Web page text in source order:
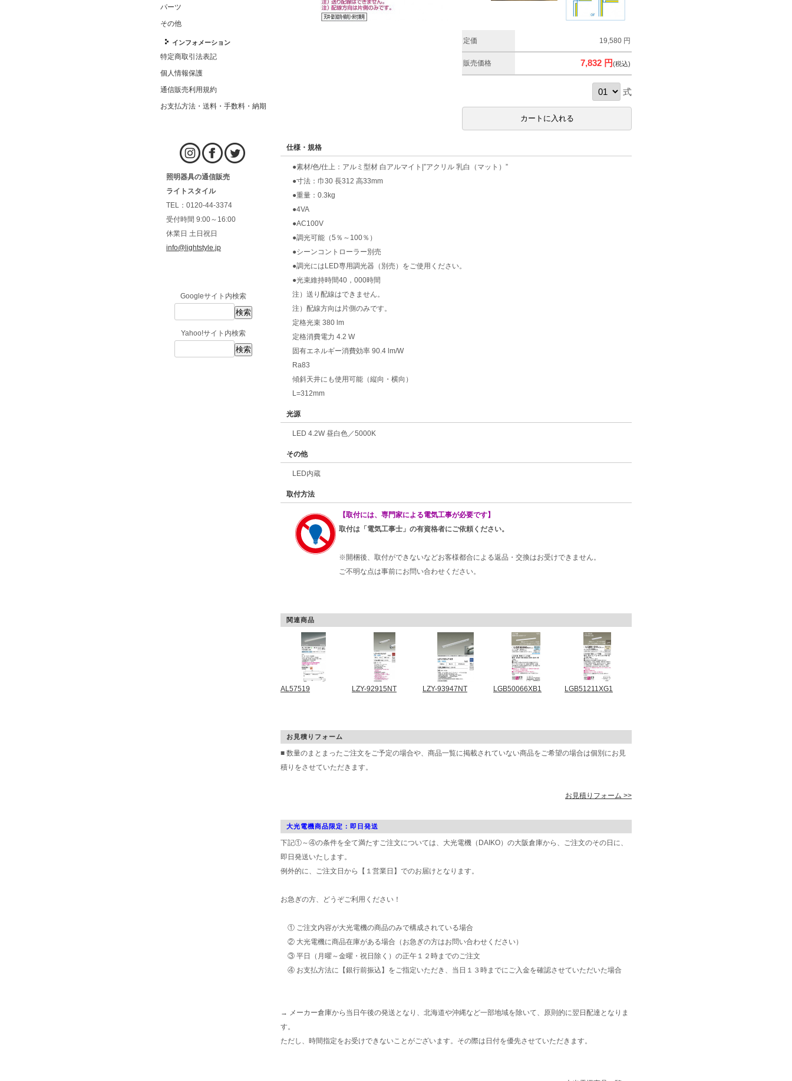
パーツ
その他
インフォメーション
特定商取引法表記
個人情報保護
通信販売利用規約
お支払方法・送料・手数料・納期
照明器具の通信販売
ライトスタイル
TEL：0120-44-3374
受付時間 9:00～16:00
休業日 土日祝日
info@lightstyle.jp
Googleサイト内検索
Yahoo!サイト内検索
定価 19,580 円
販売価格 7,832 円(税込)
式
仕様・規格
●素材/色/仕上：アルミ型材 白アルマイト|”アクリル 乳白（マット）”
●寸法：巾30 長312 高33mm
●重量：0.3kg
●4VA
●AC100V
●調光可能（5％～100％）
●シーンコントローラー別売
●調光にはLED専用調光器（別売）をご使用ください。
●光束維持時間40，000時間
注）送り配線はできません。
注）配線方向は片側のみです。
定格光束 380 lm
定格消費電力 4.2 W
固有エネルギー消費効率 90.4 lm/W
Ra83
傾斜天井にも使用可能（縦向・横向）
L=312mm
光源
LED 4.2W 昼白色／5000K
その他
LED内蔵
取付方法
【取付には、専門家による電気工事が必要です】
取付は「電気工事士」の有資格者にご依頼ください。
※開梱後、取付ができないなどお客様都合による返品・交換はお受けできません。
ご不明な点は事前にお問い合わせください。
関連商品
AL57519 LZY-92915NT LZY-93947NT LGB50066XB1 LGB51211XG1
お見積りフォーム
■ 数量のまとまったご注文をご予定の場合や、商品一覧に掲載されていない商品をご希望の場合は個別にお見
積りをさせていただきます。
お見積りフォーム >>
大光電機商品限定：即日発送
下記①～④の条件を全て満たすご注文については、大光電機（DAIKO）の大阪倉庫から、ご注文のその日に、
即日発送いたします。
例外的に、ご注文日から【１営業日】でのお届けとなります。
お急ぎの方、どうぞご利用ください！
① ご注文内容が大光電機の商品のみで構成されている場合
② 大光電機に商品在庫がある場合（お急ぎの方はお問い合わせください）
③ 平日（月曜～金曜・祝日除く）の正午１２時までのご注文
④ お支払方法に【銀行前振込】をご指定いただき、当日１３時までにご入金を確認させていただいた場合
→ メーカー倉庫から当日午後の発送となり、北海道や沖縄など一部地域を除いて、原則的に翌日配達となりま
す。
ただし、時間指定をお受けできないことがございます。その際は日付を優先させていただきます。